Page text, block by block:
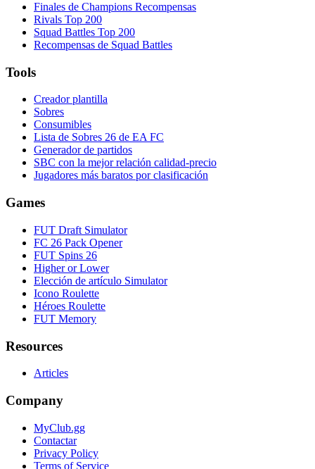
Finales de Champions Recompensas
Rivals Top 200
Squad Battles Top 200
Recompensas de Squad Battles
Tools
Creador plantilla
Sobres
Consumibles
Lista de Sobres 26 de EA FC
Generador de partidos
SBC con la mejor relación calidad-precio
Jugadores más baratos por clasificación
Games
FUT Draft Simulator
FC 26 Pack Opener
FUT Spins 26
Higher or Lower
Elección de artículo Simulator
Icono Roulette
Héroes Roulette
FUT Memory
Resources
Articles
Company
MyClub.gg
Contactar
Privacy Policy
Terms of Service